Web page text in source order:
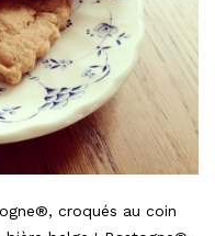
croqués au coin